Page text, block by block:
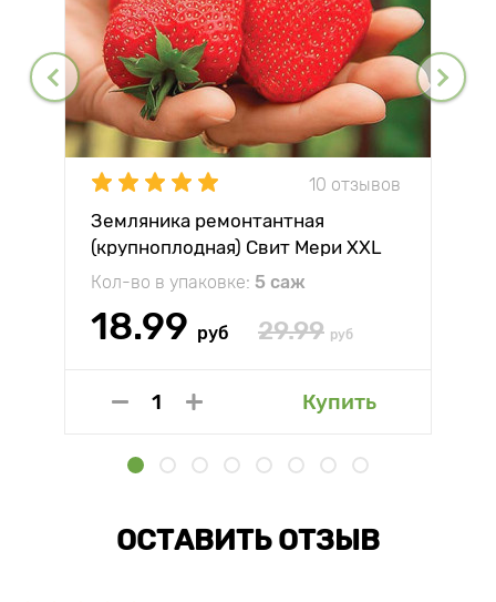
10 отзывов
Земляника ремонтантная
(крупноплодная) Свит Мери XXL
Кол-во в упаковке: 5 саж
18.99 руб 29.99 руб
Купить
ОСТАВИТЬ ОТЗЫВ